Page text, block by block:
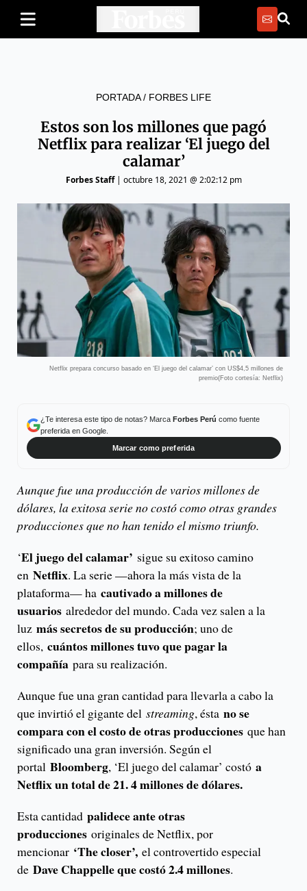
PORTADA/ FORBES LIFE
Estos son los millones que pagó
Netflix para realizar ‘El juego del
calamar’
Forbes Staff| octubre 18, 2021 @ 2:02:12 pm
Netflix prepara concurso basado en ‘El juego del calamar’ con US$4,5 millones de
premio(Foto cortesía: Netflix)
¿Te interesa este tipo de notas? Marca Forbes Perú como fuente
preferida en Google.
Marcar como preferida
Aunque fue una producción de varios millones de
dólares, la exitosa serie no costó como otras grandes
producciones que no han tenido el mismo triunfo.
‘El juego del calamar’ sigue su exitoso camino
en Netflix. La serie —ahora la más vista de la
plataforma— ha cautivado a millones de
usuarios alrededor del mundo. Cada vez salen a la
luz más secretos de su producción; uno de
ellos, cuántos millones tuvo que pagar la
compañía para su realización.
Aunque fue una gran cantidad para llevarla a cabo la
que invirtió el gigante del streaming, ésta no se
compara con el costo de otras producciones que han
significado una gran inversión. Según el
portal Bloomberg, ‘El juego del calamar’ costó a
Netflix un total de 21. 4 millones de dólares.
Esta cantidad palidece ante otras
producciones originales de Netflix, por
mencionar ‘The closer’, el controvertido especial
de Dave Chappelle que costó 2.4 millones.